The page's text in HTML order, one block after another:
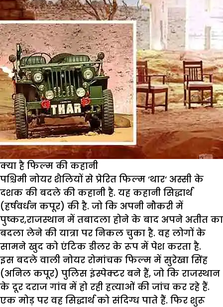
क्या है फिल्म की कहानी
पश्चिमी नोयर शैलियों से प्रेरित फिल्म ‘थार‘ अस्सी के
दशक की बदले की कहानी है. यह कहानी सिद्धार्थ
(हर्षवर्धन कपूर) की है. जो कि अपनी नौकरी में
पुष्कर,राजस्थान में तबादला होने के बाद अपने अतीत का
बदला लेने की यात्रा पर निकल चुका है. वह लोगों के
सामने खुद को एंटिक डीलर के रूप में पेश करता है.
इस बदले वाली नोयर रोमांचक फिल्म में सुरेखा सिंह
(अनिल कपूर) पुलिस इंस्पेक्टर बने हैं, जो कि राजस्थान
के दूर दराज गांव में हो रही हत्याओं की जांच कर रहे हैं.
एक मोड़ पर वह सिद्धार्थ को संदिग्ध पाते हैं. फिर शुरू